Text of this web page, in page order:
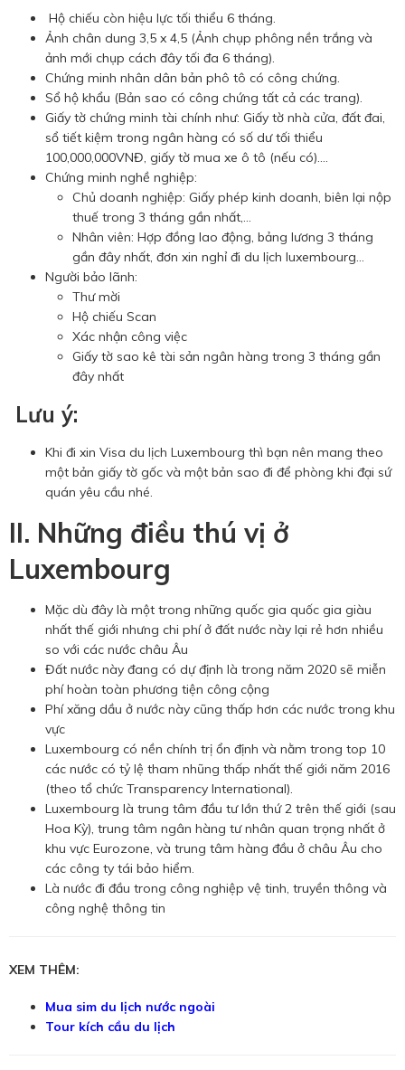
Hộ chiếu còn hiệu lực tối thiểu 6 tháng.
Ảnh chân dung 3,5 x 4,5 (Ảnh chụp phông nền trắng và
ảnh mới chụp cách đây tối đa 6 tháng).
Chứng minh nhân dân bản phô tô có công chứng.
Sổ hộ khẩu (Bản sao có công chứng tất cả các trang).
Giấy tờ chứng minh tài chính như: Giấy tờ nhà cửa, đất đai,
sổ tiết kiệm trong ngân hàng có số dư tối thiểu
100,000,000VNĐ, giấy tờ mua xe ô tô (nếu có)….
Chứng minh nghề nghiệp:
Chủ doanh nghiệp: Giấy phép kinh doanh, biên lại nộp
thuế trong 3 tháng gần nhất,…
Nhân viên: Hợp đồng lao động, bảng lương 3 tháng
gần đây nhất, đơn xin nghỉ đi du lịch luxembourg…
Người bảo lãnh:
Thư mời
Hộ chiếu Scan
Xác nhận công việc
Giấy tờ sao kê tài sản ngân hàng trong 3 tháng gần
đây nhất
Lưu ý:
Khi đi xin Visa du lịch Luxembourg thì bạn nên mang theo
một bản giấy tờ gốc và một bản sao đi để phòng khi đại sứ
quán yêu cầu nhé.
II. Những điều thú vị ở
Luxembourg
Mặc dù đây là một trong những quốc gia quốc gia giàu
nhất thế giới nhưng chi phí ở đất nước này lại rẻ hơn nhiều
so với các nước châu Âu
Đất nước này đang có dự định là trong năm 2020 sẽ miễn
phí hoàn toàn phương tiện công cộng
Phí xăng dầu ở nước này cũng thấp hơn các nước trong khu
vực
Luxembourg có nền chính trị ổn định và nằm trong top 10
các nước có tỷ lệ tham nhũng thấp nhất thế giới năm 2016
(theo tổ chức Transparency International).
Luxembourg là trung tâm đầu tư lớn thứ 2 trên thế giới (sau
Hoa Kỳ), trung tâm ngân hàng tư nhân quan trọng nhất ở
khu vực Eurozone, và trung tâm hàng đầu ở châu Âu cho
các công ty tái bảo hiểm.
Là nước đi đầu trong công nghiệp vệ tinh, truyền thông và
công nghệ thông tin
XEM THÊM:
Mua sim du lịch nước ngoài
Tour kích cầu du lịch